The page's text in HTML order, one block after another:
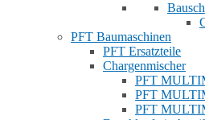
PFT Baumaschinen
PFT Ersatzteile
Chargenmischer
PFT
PFT
PFT